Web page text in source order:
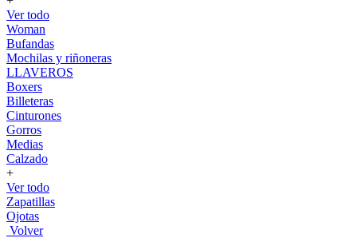
Ver todo
Woman
Bufandas
Mochilas y riñoneras
LLAVEROS
Boxers
Billeteras
Cinturones
Gorros
Medias
Calzado
+
Ver todo
Zapatillas
Ojotas
Volver